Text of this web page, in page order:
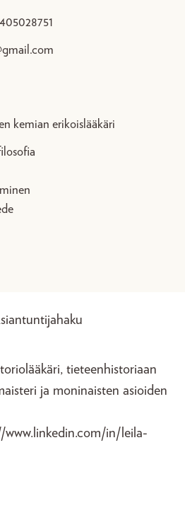
kemian erikoislääkäri
tieteenhistoriaan
ja moninaisten asioiden
in/leila-